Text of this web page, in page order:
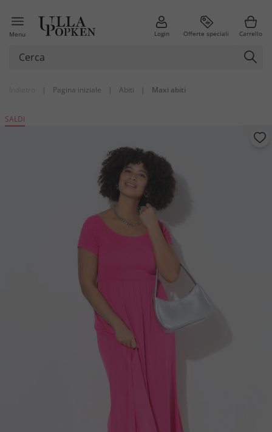
Menu Login Offerte speciali Carrello
| Pagina iniziale | Abiti | Maxi abiti
SALDI